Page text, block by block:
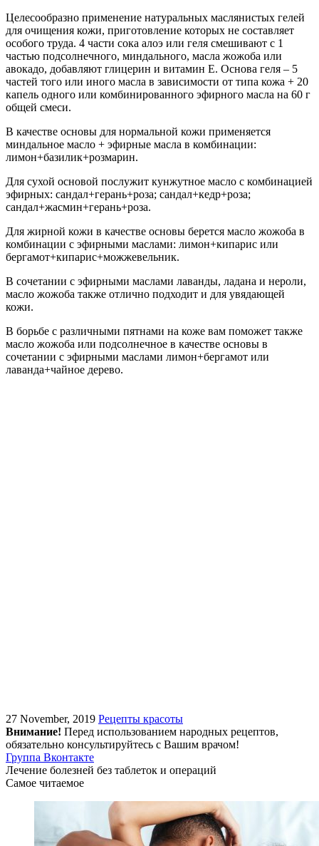
Целесообразно применение натуральных маслянистых гелей
для очищения кожи, приготовление которых не составляет
особого труда. 4 части сока алоэ или геля смешивают с 1
частью подсолнечного, миндального, масла жожоба или
авокадо, добавляют глицерин и витамин Е. Основа геля – 5
частей того или иного масла в зависимости от типа кожа + 20
капель одного или комбинированного эфирного масла на 60 г
общей смеси.
В качестве основы для нормальной кожи применяется
миндальное масло + эфирные масла в комбинации:
лимон+базилик+розмарин.
Для сухой основой послужит кунжутное масло с комбинацией
эфирных: сандал+герань+роза; сандал+кедр+роза;
сандал+жасмин+герань+роза.
Для жирной кожи в качестве основы берется масло жожоба в
комбинации с эфирными маслами: лимон+кипарис или
бергамот+кипарис+можжевельник.
В сочетании с эфирными маслами лаванды, ладана и нероли,
масло жожоба также отлично подходит и для увядающей
кожи.
В борьбе с различными пятнами на коже вам поможет также
масло жожоба или подсолнечное в качестве основы в
сочетании с эфирными маслами лимон+бергамот или
лаванда+чайное дерево.
27 November, 2019 Рецепты красоты
Внимание! Перед использованием народных рецептов,
обязательно консультируйтесь с Вашим врачом!
Группа Вконтакте
Лечение болезней без таблеток и операций
Самое читаемое